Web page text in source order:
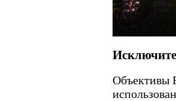
Объективы